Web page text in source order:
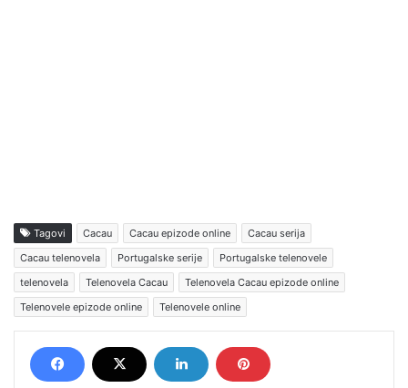
Tagovi Cacau Cacau epizode online
Cacau serija
Cacau telenovela
Portugalske serije
Portugalske telenovele
telenovela
Telenovela Cacau
Telenovela Cacau epizode online
Telenovele epizode online
Telenovele online